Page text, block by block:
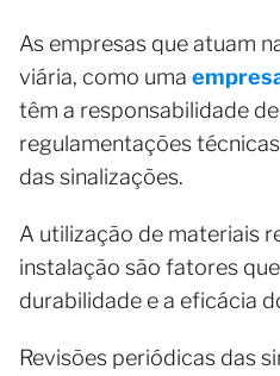
As empresas que atuam
viária, como uma
têm a responsabilidade
regulamentações
das sinalizações.
A utilização de materiais
instalação são fatores
durabilidade e a eficácia
Revisões periódicas das